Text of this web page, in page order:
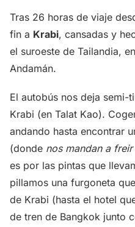
Tras 26 horas de viaje
fin a Krabi, cansadas y
el suroeste de Tailandia,
Andamán.
El autobús nos deja semi-
Krabi (en Talat Kao).
andando hasta encontrar
(donde nos mandan a
es por las pintas que
pillamos una furgoneta
de Krabi (hasta el hotel
de tren de Bangkok junto